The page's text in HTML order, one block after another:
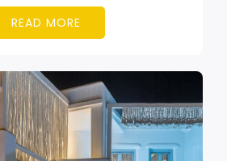
READ MORE